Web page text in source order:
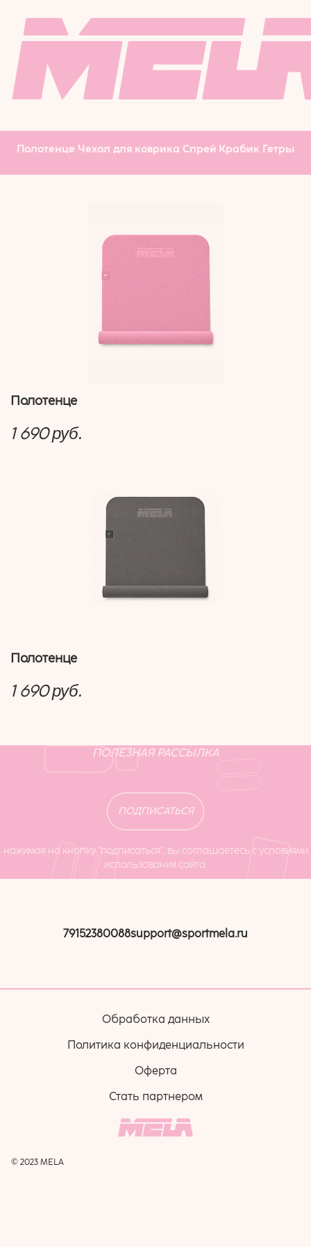
ФИТНЕСА
МАССАЖНЫЙ
РОЛИК
БОДИБАР
КОВРИКА
Полотенце Чехол для коврика Спрей Крабик Гетры
Полотенце
1 690руб.
Полотенце
1 690руб.
ПОЛЕЗНАЯ РАССЫЛКА
ПОДПИСАТЬСЯ
нажимая на кнопку “подписаться”, вы соглашаетесь с условиями
использования сайта.
79152380088support@sportmela.ru
Обработка данных
Политика конфиденциальности
Оферта
Стать партнером
© 2023 MELA